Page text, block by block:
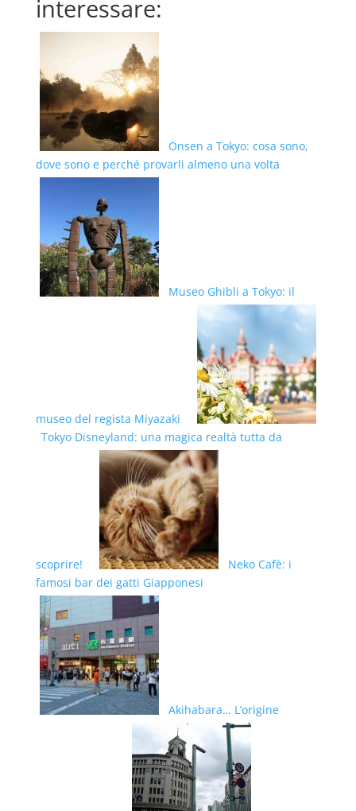
interessare:
Onsen a Tokyo: cosa sono,
dove sono e perché provarli almeno una volta
Museo Ghibli a Tokyo: il
museo del regista Miyazaki
Tokyo Disneyland: una magica realtà tutta da
scoprire!
Neko Cafè: i
famosi bar dei gatti Giapponesi
Akihabara… L’origine